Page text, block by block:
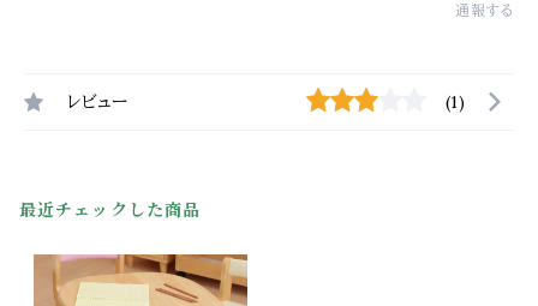
通報する
レビュー (1)
最近チェックした商品